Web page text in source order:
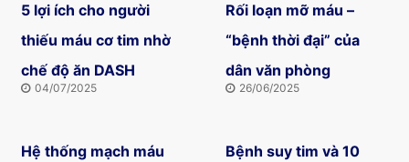
5 lợi ích cho người
thiếu máu cơ tim nhờ
chế độ ăn DASH
04/07/2025
Rối loạn mỡ máu –
“bệnh thời đại” của
dân văn phòng
26/06/2025
Hệ thống mạch máu
Bệnh suy tim và 10